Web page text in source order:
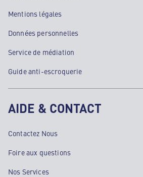
Mentions légales
Données personnelles
Service de médiation
Guide anti-escroquerie
AIDE & CONTACT
Contactez Nous
Foire aux questions
Nos Services